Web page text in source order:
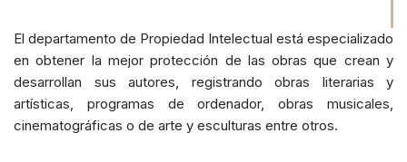
El departamento de Propiedad Intelectual está especializado
en obtener la mejor protección de las obras que crean y
desarrollan sus autores, registrando obras literarias y
artísticas, programas de ordenador, obras musicales,
cinematográficas o de arte y esculturas entre otros.